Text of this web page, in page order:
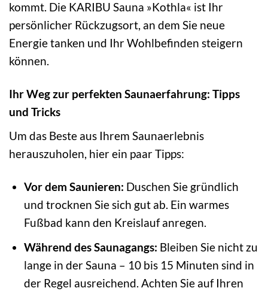
kommt. Die KARIBU Sauna »Kothla« ist Ihr
persönlicher Rückzugsort, an dem Sie neue
Energie tanken und Ihr Wohlbefinden steigern
können.
Ihr Weg zur perfekten Saunaerfahrung: Tipps
und Tricks
Um das Beste aus Ihrem Saunaerlebnis
herauszuholen, hier ein paar Tipps:
Vor dem Saunieren: Duschen Sie gründlich
und trocknen Sie sich gut ab. Ein warmes
Fußbad kann den Kreislauf anregen.
Während des Saunagangs: Bleiben Sie nicht zu
lange in der Sauna – 10 bis 15 Minuten sind in
der Regel ausreichend. Achten Sie auf Ihren